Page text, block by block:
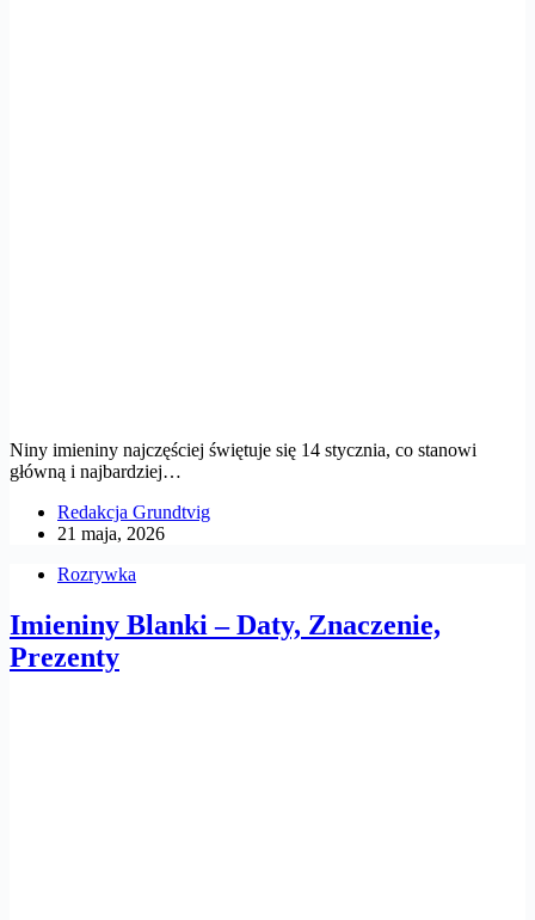
Niny imieniny najczęściej świętuje się 14 stycznia, co stanowi
główną i najbardziej…
Redakcja Grundtvig
21 maja, 2026
Rozrywka
Imieniny Blanki – Daty, Znaczenie,
Prezenty